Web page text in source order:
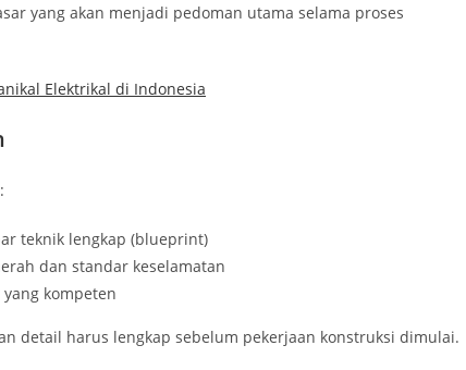
yang akan menjadi pedoman utama selama proses
Elektrikal di Indonesia
teknik lengkap (blueprint)
dan standar keselamatan
kompeten
detail harus lengkap sebelum pekerjaan konstruksi dimulai.